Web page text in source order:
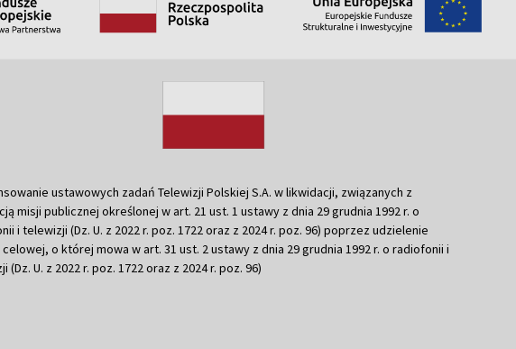
ustawowych zadań Telewizji Polskiej S.A. w likwidacji, związanych z
misji publicznej określonej w art. 21 ust. 1 ustawy z dnia 29 grudnia 1992 r. o
i telewizji (Dz. U. z 2022 r. poz. 1722 oraz z 2024 r. poz. 96) poprzez udzielenie
o której mowa w art. 31 ust. 2 ustawy z dnia 29 grudnia 1992 r. o radiofonii i
(Dz. U. z 2022 r. poz. 1722 oraz z 2024 r. poz. 96)